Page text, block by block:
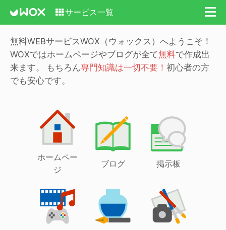
サービス一覧
無料WEBサービスWOX（ウォックス）へようこそ！
WOXではホームページやブログが全て無料で作成出
来ます。
もちろん専門知識は一切不要！ 初心者の方
でも安心です。
ホームペー
ジ
ブログ 掲示板